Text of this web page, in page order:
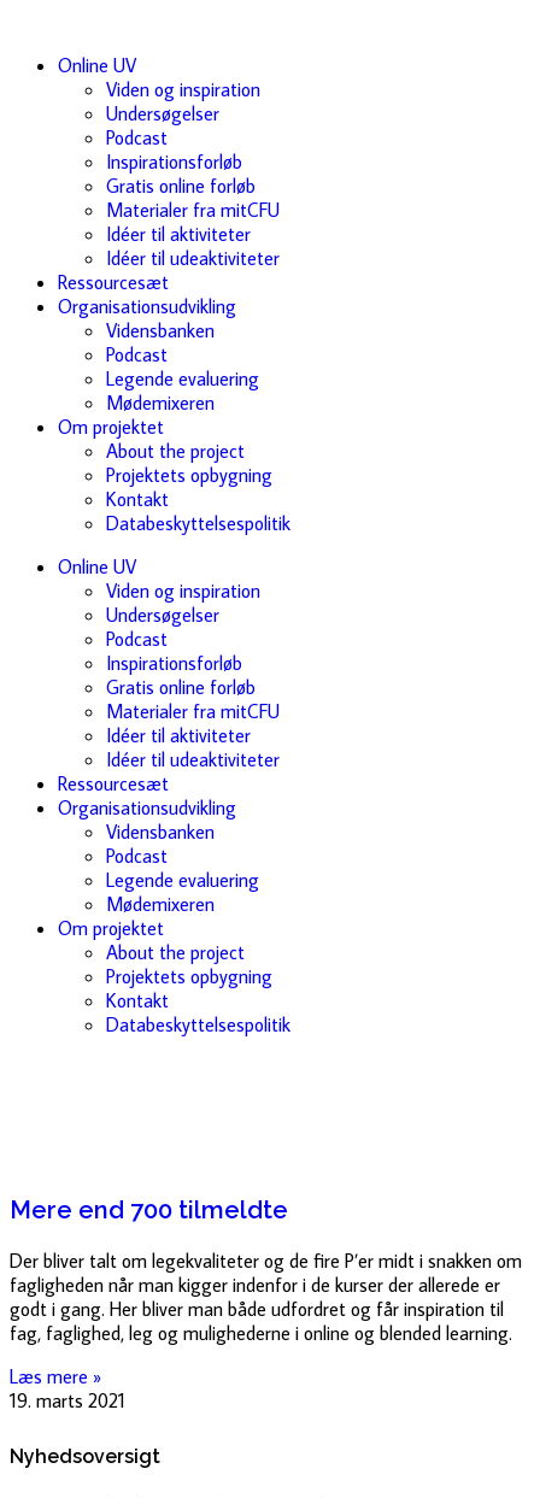
Online UV
Viden og inspiration
Undersøgelser
Podcast
Inspirationsforløb
Gratis online forløb
Materialer fra mitCFU
Idéer til aktiviteter
Idéer til udeaktiviteter
Ressourcesæt
Organisationsudvikling
Vidensbanken
Podcast
Legende evaluering
Mødemixeren
Om projektet
About the project
Projektets opbygning
Kontakt
Databeskyttelsespolitik
Online UV
Viden og inspiration
Undersøgelser
Podcast
Inspirationsforløb
Gratis online forløb
Materialer fra mitCFU
Idéer til aktiviteter
Idéer til udeaktiviteter
Ressourcesæt
Organisationsudvikling
Vidensbanken
Podcast
Legende evaluering
Mødemixeren
Om projektet
About the project
Projektets opbygning
Kontakt
Databeskyttelsespolitik
Mere end 700 tilmeldte
Der bliver talt om legekvaliteter og de fire P’er midt i snakken om
fagligheden når man kigger indenfor i de kurser der allerede er
godt i gang. Her bliver man både udfordret og får inspiration til
fag, faglighed, leg og mulighederne i online og blended learning.
Læs mere »
19. marts 2021
Nyhedsoversigt